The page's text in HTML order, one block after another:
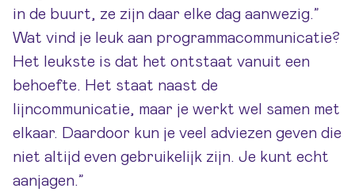
in de buurt, ze zijn daar elke dag aanwezig.”
Wat vind je leuk aan programmacommunicatie?
Het leukste is dat het ontstaat vanuit een
behoefte. Het staat naast de
lijncommunicatie, maar je werkt wel samen met
elkaar. Daardoor kun je veel adviezen geven die
niet altijd even gebruikelijk zijn. Je kunt echt
aanjagen.”